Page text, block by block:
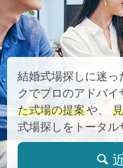
結婚式場探しに迷っ
クでプロのアドバイ
た式場の提案や、
式場探しをトータル